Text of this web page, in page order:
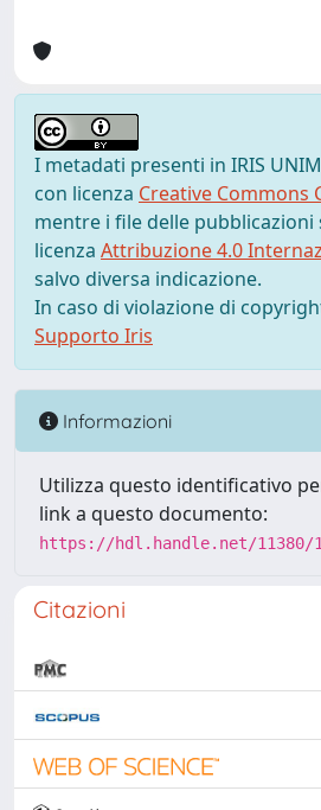
I metadati presenti in IRIS
con licenza Creative Commons
mentre i file delle pubblicazioni
licenza Attribuzione 4.0
salvo diversa indicazione.
In caso di violazione di
Supporto Iris
Informazioni
Utilizza questo identificativo
link a questo documento:
https://hdl.handle.net/11380/
Citazioni